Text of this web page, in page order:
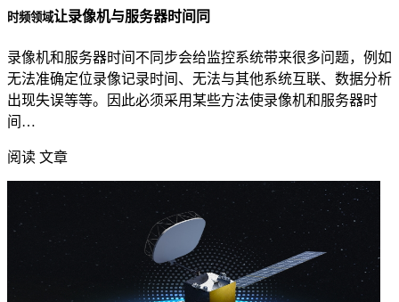
时频领域让录像机与服务器时间同
录像机和服务器时间不同步会给监控系统带来很多问题，例如
无法准确定位录像记录时间、无法与其他系统互联、数据分析
出现失误等等。因此必须采用某些方法使录像机和服务器时
间…
阅读 文章